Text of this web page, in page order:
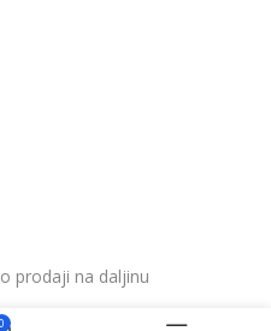
prodaji na daljinu
0